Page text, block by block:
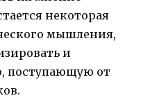
некоторая
мышления,
и
поступающую от